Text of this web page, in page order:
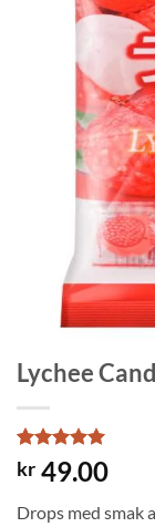
Lychee
Rated5
out of 5
3
customer
kr 49.00
Drops med